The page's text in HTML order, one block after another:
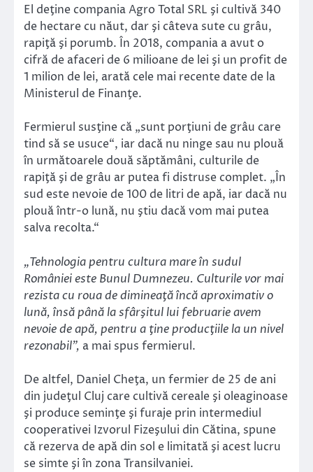
El deţine compania Agro Total SRL şi cultivă 340
de hectare cu năut, dar şi câteva sute cu grâu,
rapiţă şi porumb. În 2018, compania a avut o
cifră de afaceri de 6 milioane de lei şi un profit de
1 milion de lei, arată cele mai recente date de la
Ministerul de Finanţe.
Fermierul susţine că „sunt porţiuni de grâu care
tind să se usuce“, iar dacă nu ninge sau nu plouă
în următoarele două săptămâni, culturile de
rapiţă şi de grâu ar putea fi distruse complet. „În
sud este nevoie de 100 de litri de apă, iar dacă nu
plouă într-o lună, nu ştiu dacă vom mai putea
salva recolta.“
„Tehnologia pentru cultura mare în sudul
României este Bunul Dumnezeu. Culturile vor mai
rezista cu roua de dimineaţă încă aproximativ o
lună, însă până la sfârşitul lui februarie avem
nevoie de apă, pentru a ţine producţiile la un nivel
rezonabil”, a mai spus fermierul.
De altfel, Daniel Cheţa, un fermier de 25 de ani
din judeţul Cluj care cultivă cereale şi oleaginoase
şi produce seminţe şi furaje prin intermediul
cooperativei Izvorul Fizeşului din Cătina, spune
că rezerva de apă din sol e limitată şi acest lucru
se simte şi în zona Transilvaniei.